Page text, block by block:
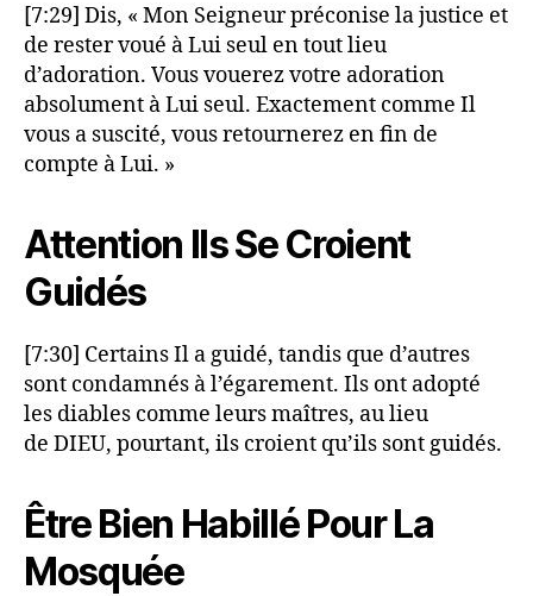
[7:29] Dis, « Mon Seigneur préconise la justice et
de rester voué à Lui seul en tout lieu
d’adoration. Vous vouerez votre adoration
absolument à Lui seul. Exactement comme Il
vous a suscité, vous retournerez en fin de
compte à Lui. »
Attention Ils Se Croient
Guidés
[7:30] Certains Il a guidé, tandis que d’autres
sont condamnés à l’égarement. Ils ont adopté
les diables comme leurs maîtres, au lieu
de DIEU, pourtant, ils croient qu’ils sont guidés.
Être Bien Habillé Pour La
Mosquée